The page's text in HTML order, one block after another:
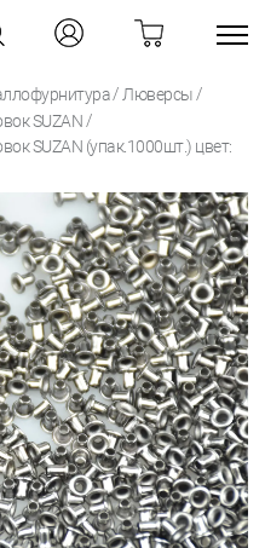
/ Люверсы /
SUZAN /
SUZAN (упак.1000шт.) цвет: